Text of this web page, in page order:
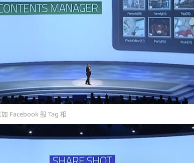
Facebook 般 Tag 相